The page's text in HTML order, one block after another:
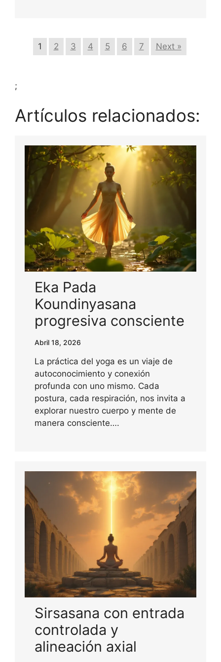
1 2 3 4 5 6 7 Next »
;
Artículos relacionados:
Eka Pada
Koundinyasana
progresiva consciente
Abril 18, 2026
La práctica del yoga es un viaje de
autoconocimiento y conexión
profunda con uno mismo. Cada
postura, cada respiración, nos invita a
explorar nuestro cuerpo y mente de
manera consciente….
Sirsasana con entrada
controlada y
alineación axial